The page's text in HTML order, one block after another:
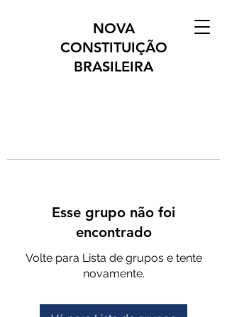
NOVA
CONSTITUIÇÃO
BRASILEIRA
Esse grupo não foi
encontrado
Volte para Lista de grupos e tente
novamente.